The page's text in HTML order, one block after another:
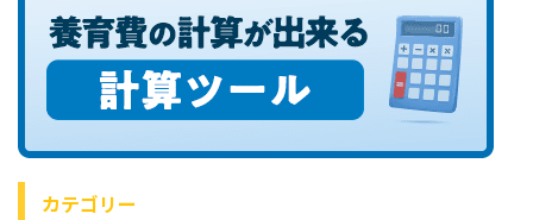
カテゴリー